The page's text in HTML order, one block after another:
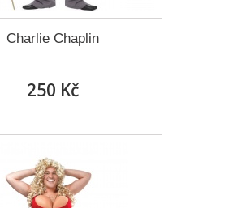
Charlie Chaplin
250 Kč